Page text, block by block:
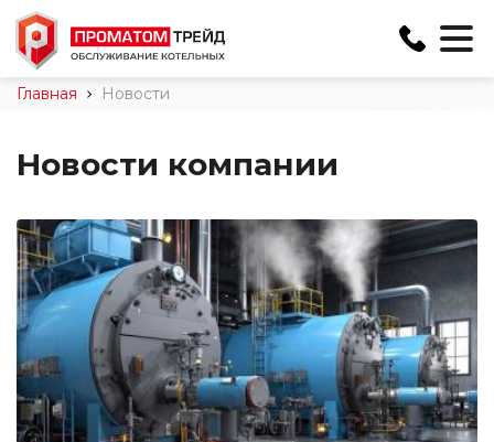
каб. 17
Пн-Пт с 9:00 до 17:00
Главная Новости
Новости компании